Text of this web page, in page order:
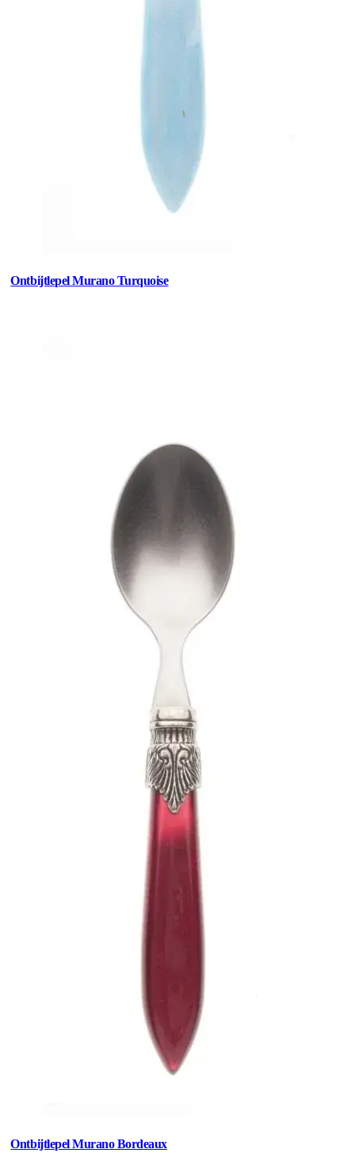
Ontbijtlepel Murano Turquoise
Ontbijtlepel Murano Bordeaux